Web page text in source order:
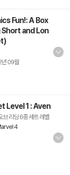
Fun!: A Box
and Lon
09월
Level 1 : Aven
브 리딩 6종 세트 레벨
4